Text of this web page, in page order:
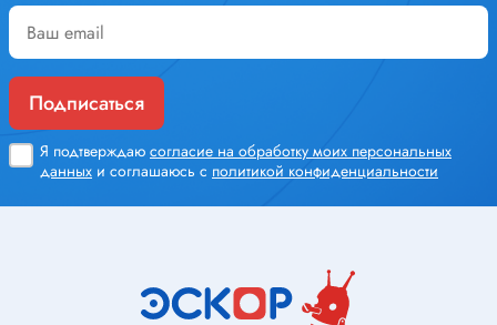
Подписаться
Я подтверждаю согласие на обработку моих персональных
данных и соглашаюсь с политикой конфиденциальности